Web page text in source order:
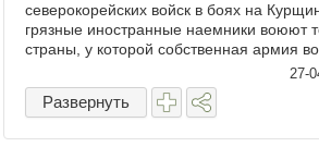
северокорейских войск в боях на
грязные иностранные наемники воюют
страны, у которой собственная армия
27-
Развернуть